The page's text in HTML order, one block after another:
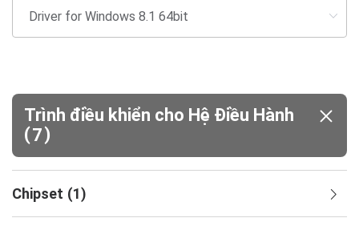
Trình điều khiển cho Hệ Điều Hành
(7)
Chipset (1)